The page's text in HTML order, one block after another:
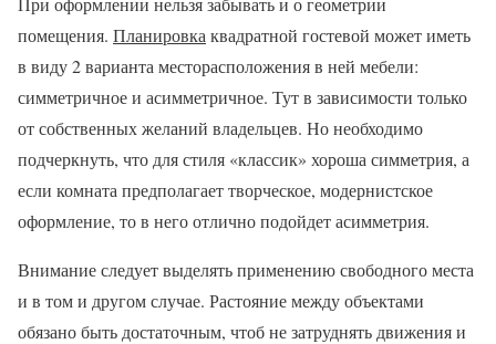
помещения. Планировка квадратной гостевой может иметь
в виду 2 варианта месторасположения в ней мебели:
симметричное и асимметричное. Тут в зависимости только
от собственных желаний владельцев. Но необходимо
подчеркнуть, что для стиля «классик» хороша симметрия, а
если комната предполагает творческое, модернистское
оформление, то в него отлично подойдет асимметрия.
Внимание следует выделять применению свободного места
и в том и другом случае. Растояние между объектами
обязано быть достаточным, чтоб не затруднять движения и